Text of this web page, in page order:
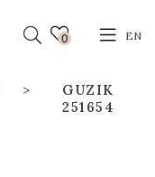
0 EN
GUZIK
251654